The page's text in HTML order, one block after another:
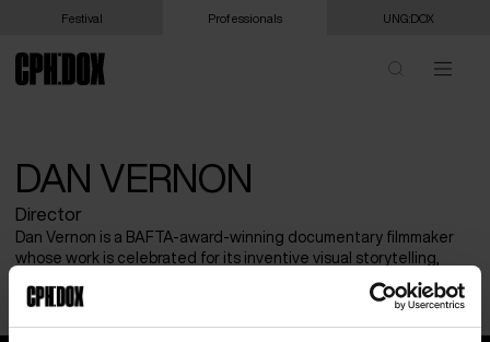
Festival Professionals UNG:DOX
DAN VERNON
Director
Dan Vernon is a BAFTA-award-winning documentary filmmaker
whose work is celebrated for its inventive visual storytelling,